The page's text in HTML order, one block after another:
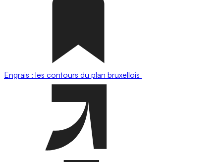
Engrais : les contours du plan bruxellois